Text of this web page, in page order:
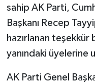
sahip AK Parti,
Başkanı Recep
hazırlanan
yanındaki üyelerine
AK Parti Genel